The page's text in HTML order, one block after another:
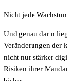
Nicht jede
Und genau darin
Veränderungen der
nicht nur stärker
Risiken ihrer